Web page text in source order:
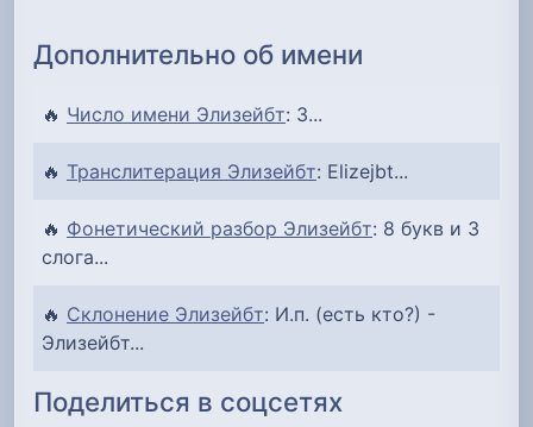
Дополнительно об имени
🔥 Число имени Элизейбт: 3...
🔥 Транслитерация Элизейбт: Elizejbt...
🔥 Фонетический разбор Элизейбт: 8 букв и 3
слога...
🔥 Склонение Элизейбт: И.п. (есть кто?) -
Элизейбт...
Поделиться в соцсетях